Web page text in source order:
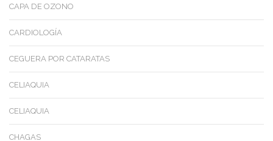
CAPA DE OZONO
CARDIOLOGÍA
CEGUERA POR CATARATAS
CELIAQUIA
CELIAQUIA
CHAGAS